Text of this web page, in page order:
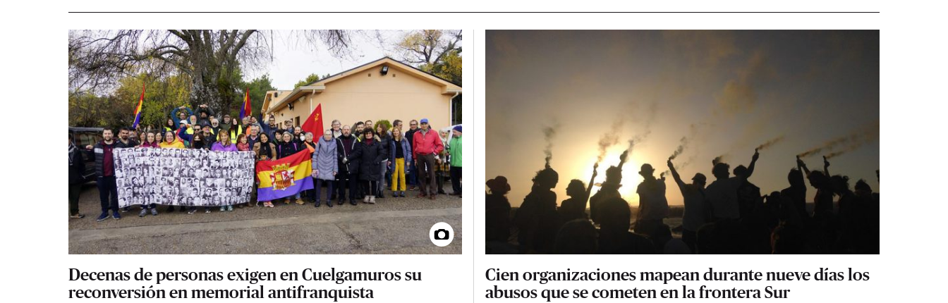
Decenas de personas exigen en Cuelgamuros su
reconversión en memorial antifranquista
Cien organizaciones mapean durante nueve días los
abusos que se cometen en la frontera Sur